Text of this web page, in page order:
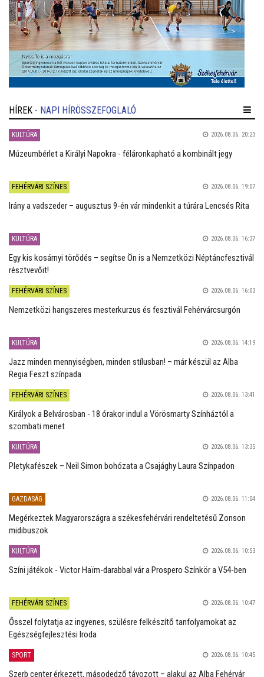
HÍREK - NAPI HÍRÖSSZEFOGLALÓ
KULTÚRA 2026.08.06. 20:23
Múzeumbérlet a Királyi Napokra - féláronkapható a kombinált jegy
FEHÉRVÁRI SZÍNES 2026.08.06. 19:07
Irány a vadszeder – augusztus 9-én vár mindenkit a túrára Lencsés Rita
KULTÚRA 2026.08.06. 16:37
Egy kis kosárnyi törődés – segítse Ön is a Nemzetközi Néptáncfesztivál
résztvevőit!
FEHÉRVÁRI SZÍNES 2026.08.06. 16:03
Nemzetközi hangszeres mesterkurzus és fesztivál Fehérvárcsurgón
KULTÚRA 2026.08.06. 14:19
Jazz minden mennyiségben, minden stílusban! – már készül az Alba
Regia Feszt színpada
FEHÉRVÁRI SZÍNES 2026.08.06. 13:41
Királyok a Belvárosban - 18 órakor indul a Vörösmarty Színháztól a
szombati menet
KULTÚRA 2026.08.06. 13:35
Pletykafészek – Neil Simon bohózata a Csajághy Laura Színpadon
GAZDASÁG 2026.08.06. 11:04
Megérkeztek Magyarországra a székesfehérvári rendeltetésű Zonson
midibuszok
KULTÚRA 2026.08.06. 10:53
Színi játékok - Victor Haïm-darabbal vár a Prospero Színkör a V54-ben
FEHÉRVÁRI SZÍNES 2026.08.06. 10:47
Ősszel folytatja az ingyenes, szülésre felkészítő tanfolyamokat az
Egészségfejlesztési Iroda
SPORT 2026.08.06. 10:45
Szerb center érkezett, másodedző távozott – alakul az Alba Fehérvár